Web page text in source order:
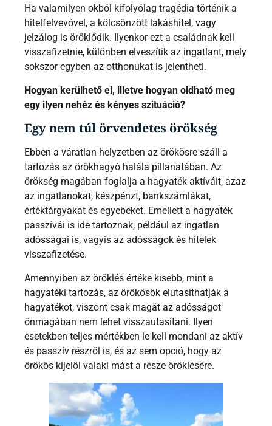
Ha valamilyen okból kifolyólag tragédia történik a
hitelfelvevővel, a kölcsönzött lakáshitel, vagy
jelzálog is öröklődik. Ilyenkor ezt a családnak kell
visszafizetnie, különben elveszítik az ingatlant, mely
sokszor egyben az otthonukat is jelentheti.
Hogyan kerülhető el, illetve hogyan oldható meg
egy ilyen nehéz és kényes szituáció?
Egy nem túl örvendetes örökség
Ebben a váratlan helyzetben az örökösre száll a
tartozás az örökhagyó halála pillanatában. Az
örökség magában foglalja a hagyaték aktíváit, azaz
az ingatlanokat, készpénzt, bankszámlákat,
értéktárgyakat és egyebeket. Emellett a hagyaték
passzívái is ide tartoznak, például az ingatlan
adósságai is, vagyis az adósságok és hitelek
visszafizetése.
Amennyiben az öröklés értéke kisebb, mint a
hagyatéki tartozás, az örökösök elutasíthatják a
hagyatékot, viszont csak magát az adósságot
önmagában nem lehet visszautasítani. Ilyen
esetekben teljes mértékben le kell mondani az aktív
és passzív részről is, és az sem opció, hogy az
örökös kijelöl valaki mást a része öröklésére.